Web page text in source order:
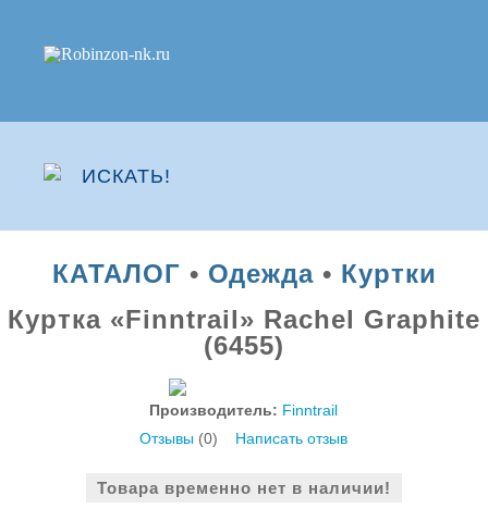
КАТАЛОГ • Одежда• Куртки
Куртка «Finntrail» Rachel Graphite
(6455)
Производитель: Finntrail
Отзывы (0) Написать отзыв
Товара временно нет в наличии!